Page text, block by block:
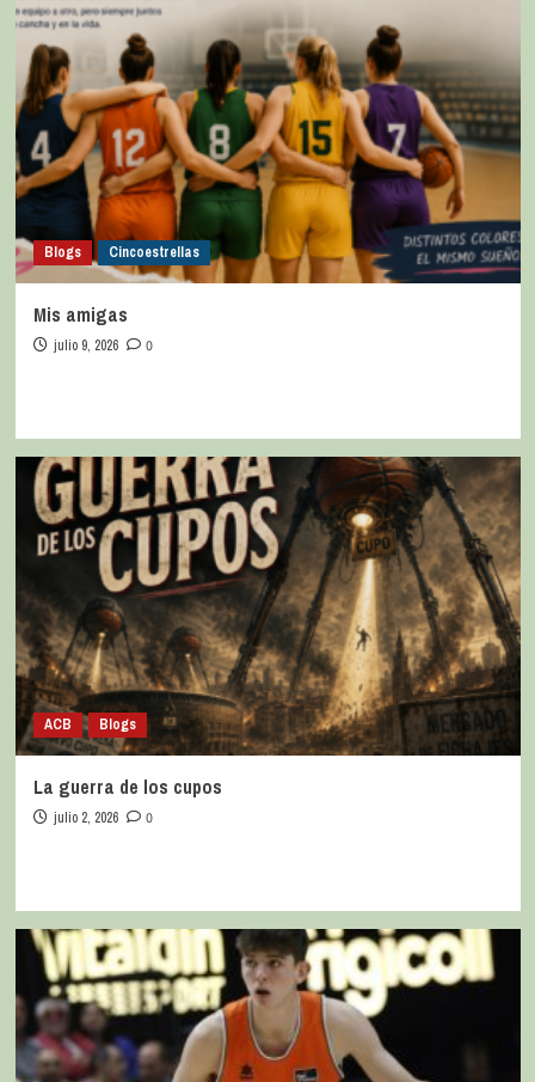
Blogs Cincoestrellas
Mis amigas
julio 9, 2026 0
ACB Blogs
La guerra de los cupos
julio 2, 2026 0